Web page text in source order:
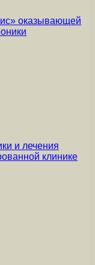
оказывающей
и лечения
клинике